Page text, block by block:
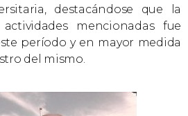
destacándose que la
mencionadas fue
período y en mayor medida
del mismo.